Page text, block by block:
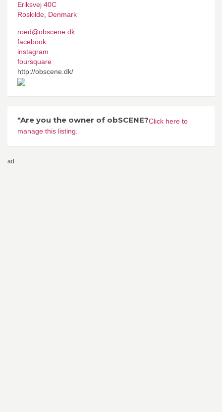
Eriksvej 40C
Roskilde Denmark
roed@obscene.dk
facebook
instagram
foursquare
http://obscene.dk/
*Are you the owner of obSCENE?Click here to
manage this listing.
ad